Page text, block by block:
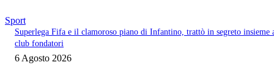
Sport
Superlega Fifa e il clamoroso piano di Infantino, trattò in segreto insieme
club fondatori
6 Agosto 2026